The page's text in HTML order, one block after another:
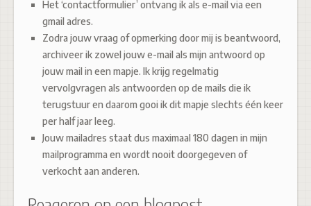
Het ‘contactformulier’ ontvang ik als e-mail via een
gmail adres.
Zodra jouw vraag of opmerking door mij is beantwoord,
archiveer ik zowel jouw e-mail als mijn antwoord op
jouw mail in een mapje. Ik krijg regelmatig
vervolgvragen als antwoorden op de mails die ik
terugstuur en daarom gooi ik dit mapje slechts één keer
per half jaar leeg.
Jouw mailadres staat dus maximaal 180 dagen in mijn
mailprogramma en wordt nooit doorgegeven of
verkocht aan anderen.